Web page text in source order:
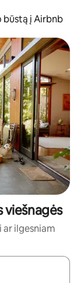
būstą į Airbnb
viešnagės
ilgesniam
galite